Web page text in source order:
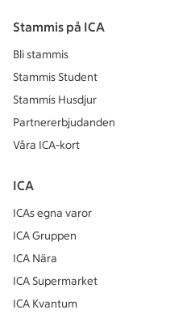
Stammis på ICA
Bli stammis
Stammis Student
Stammis Husdjur
Partnererbjudanden
Våra ICA-kort
ICA
ICAs egna varor
ICA Gruppen
ICA Nära
ICA Supermarket
ICA Kvantum